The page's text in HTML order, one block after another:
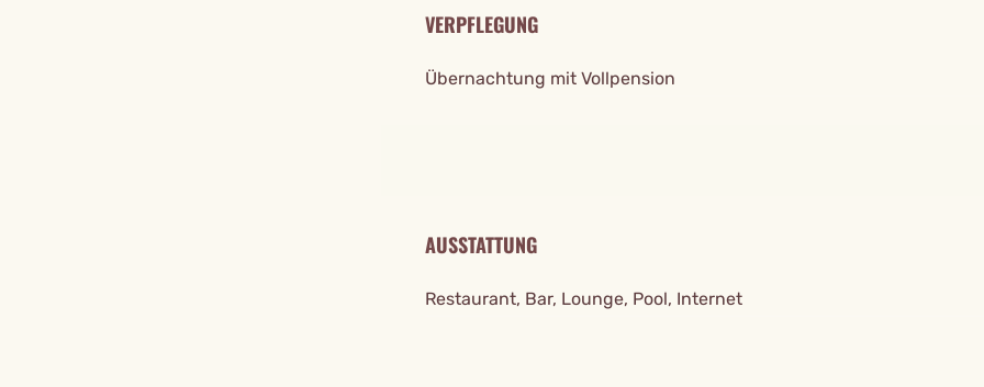
VERPFLEGUNG
Übernachtung mit Vollpension
AUSSTATTUNG
Restaurant, Bar, Lounge, Pool, Internet